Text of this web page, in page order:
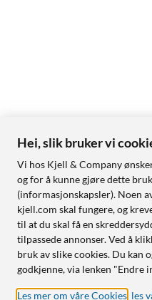
Hei, slik bruker vi
Vi hos Kjell & Company
og for å kunne gjøre dette
(informasjonskapsler). Noen
kjell.com skal fungere, og
til at du skal få en
tilpassede annonser. Ved å
bruk av slike cookies. Du kan
godkjenne, via lenken "Endre
Les mer om våre Cookies les